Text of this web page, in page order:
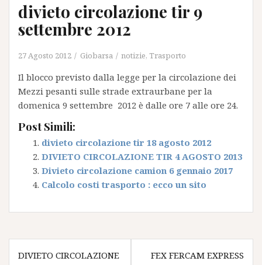
divieto circolazione tir 9
settembre 2012
27 Agosto 2012 Giobarsa notizie, Trasporto
Il blocco previsto dalla legge per la circolazione dei
Mezzi pesanti sulle strade extraurbane per la
domenica 9 settembre 2012 è dalle ore 7 alle ore 24.
Post Simili:
divieto circolazione tir 18 agosto 2012
DIVIETO CIRCOLAZIONE TIR 4 AGOSTO 2013
Divieto circolazione camion 6 gennaio 2017
Calcolo costi trasporto : ecco un sito
Navigazione
DIVIETO CIRCOLAZIONE
FEX FERCAM EXPRESS